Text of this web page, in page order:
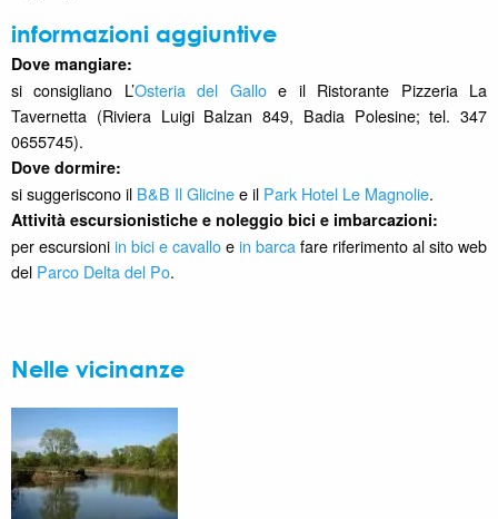
informazioni aggiuntive
Dove mangiare:
si consigliano L’Osteria del Galloe il Ristorante Pizzeria La
Tavernetta (Riviera Luigi Balzan 849, Badia Polesine; tel. 347
0655745).
Dove dormire:
si suggeriscono il B&B Il Glicinee il Park Hotel Le Magnolie.
Attività escursionistiche e noleggio bici e imbarcazioni:
per escursioniin bici e cavalloein barcafare riferimento al sito web
del Parco Delta del Po.
Nelle vicinanze